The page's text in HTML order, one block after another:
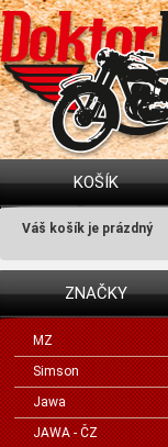
KOŠÍK
Váš košík je prázdný
ZNAČKY
MZ
Simson
Jawa
JAWA - ČZ